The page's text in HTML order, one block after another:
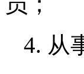
4. 从